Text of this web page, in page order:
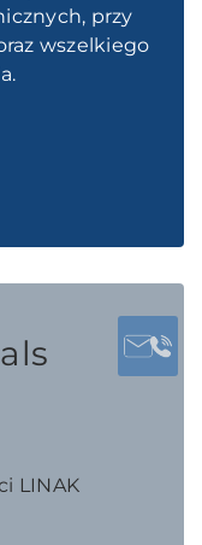
przy
wszelkiego
LINAK